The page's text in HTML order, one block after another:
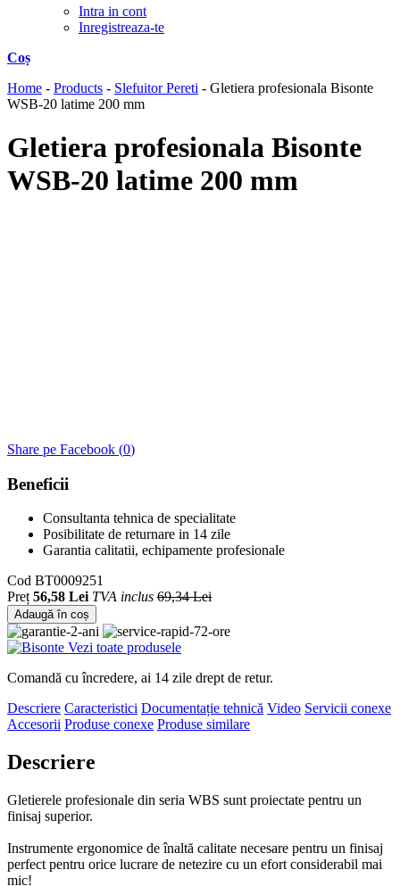
Intra in cont
Inregistreaza-te
Coș
Home - Products - Slefuitor Pereti - Gletiera profesionala Bisonte
WSB-20 latime 200 mm
Gletiera profesionala Bisonte
WSB-20 latime 200 mm
Share pe Facebook (0)
Beneficii
Consultanta tehnica de specialitate
Posibilitate de returnare in 14 zile
Garantia calitatii, echipamente profesionale
Cod BT0009251
Preț 56,58 Lei TVA inclus 69,34 Lei
Adaugă în coș
Vezi toate produsele
Comandă cu încredere, ai 14 zile drept de retur.
Descriere Caracteristici Documentație tehnică Video Servicii conexe
Accesorii Produse conexe Produse similare
Descriere
Gletierele profesionale din seria WBS sunt proiectate pentru un
finisaj superior.
Instrumente ergonomice de înaltă calitate necesare pentru un finisaj
perfect pentru orice lucrare de netezire cu un efort considerabil mai
mic!